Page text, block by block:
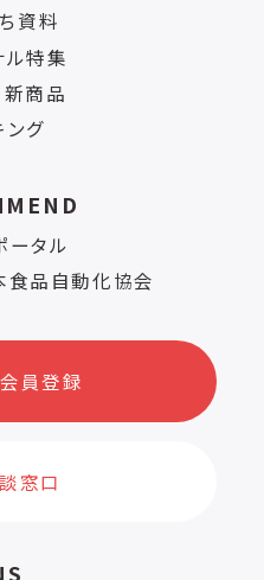
資料
ル特集
新商品
ング
ータル
品自動化協会
員登録
窓口